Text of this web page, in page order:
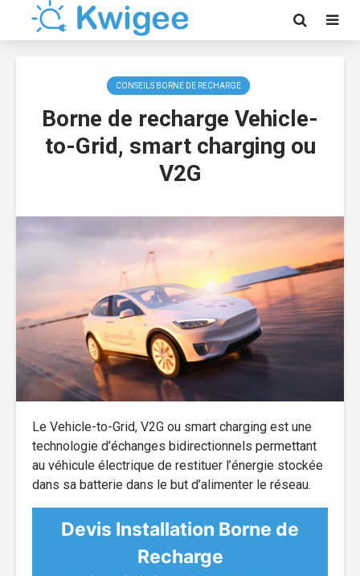
CONSEILS BORNE DE RECHARGE
Borne de recharge Vehicle-
to-Grid, smart charging ou
V2G
Le Vehicle-to-Grid, V2G ou smart charging est une
technologie d’échanges bidirectionnels permettant
au véhicule électrique de restituer l’énergie stockée
dans sa batterie dans le but d’alimenter le réseau.